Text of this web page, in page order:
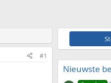
#1
Nieuwste